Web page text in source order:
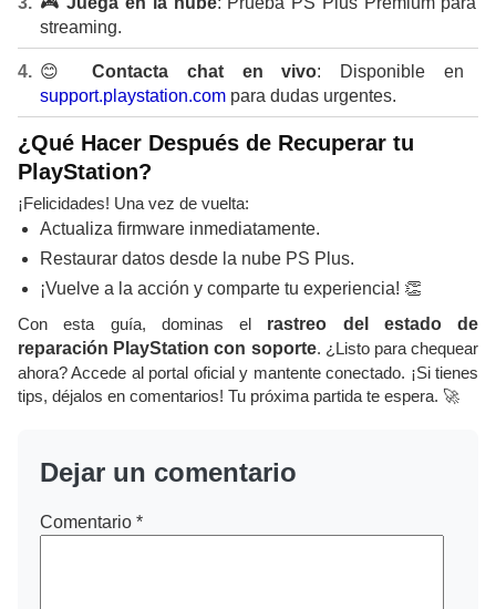
streaming.
😊 Contacta chat en vivo: Disponible en
support.playstation.com para dudas urgentes.
¿Qué Hacer Después de Recuperar tu
PlayStation?
¡Felicidades! Una vez de vuelta:
Actualiza firmware inmediatamente.
Restaurar datos desde la nube PS Plus.
¡Vuelve a la acción y comparte tu experiencia! 👏
Con esta guía, dominas el rastreo del estado de
reparación PlayStation con soporte. ¿Listo para chequear
ahora? Accede al portal oficial y mantente conectado. ¡Si tienes
tips, déjalos en comentarios! Tu próxima partida te espera. 🚀
Dejar un comentario
Comentario *